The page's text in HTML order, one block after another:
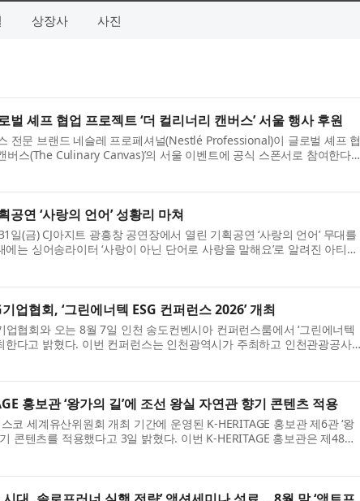
상장사 사진
벌 셰프 협업 프로젝트 ‘더 컬리너리 캔버스’ 서울 행사 후원
전문 브랜드 네슬레 프로페셔널(Nestlé Professional)이 글로벌 셰프 협
버스(The Culinary Canvas)’의 서울 이벤트에 공식 스폰서로 참여한다
스’는 뉴욕과 서울에서 활동하는 두 ...
연 ‘사랑의 언어’ 성황리 마쳐
일(금) CJ아지트 광흥창 공연장에서 열린 기획공연 ‘사랑의 언어’ 무대를
는 싱어송라이터 ‘사랑이 아닌 단어로 사랑을 말해요’로 알려진 아티스
연의 결을 한층 더했다. 이번 공...
업협회, ‘그린에너텍 ESG 컨퍼런스 2026’ 개최
업협회와 오는 8월 7일 인천 송도컨벤시아 컨퍼런스룸에서 ‘그린에너텍
한다고 밝혔다. 이번 컨퍼런스는 인천광역시가 주최하고 인천관광공사
주관하는 국내 대표 탄소중립·신재생에너지...
홍보관 ‘왕가의 길’에 조선 왕실 자연관 향기 콘텐츠 적용
코 세계유산위원회 개최 기간에 운영된 K-HERITAGE 홍보관 제6관 ‘왕
콘텐츠를 적용했다고 3일 밝혔다. 이번 K-HERITAGE 홍보관은 제48차
최 기간에 맞춰 ‘전 국토가 이야기책이다...